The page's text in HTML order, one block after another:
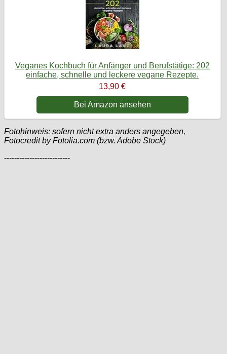
Veganes Kochbuch für Anfänger und Berufstätige: 202
einfache, schnelle und leckere vegane Rezepte.
13,90 €
Bei Amazon ansehen
Fotohinweis: sofern nicht extra anders angegeben,
Fotocredit by Fotolia.com (bzw. Adobe Stock)
--------------------------